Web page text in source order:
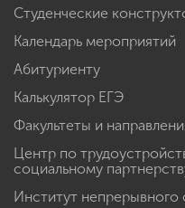
Студенческие
Календарь мероприятий
Абитуриенту
Калькулятор ЕГЭ
Факультеты и
Центр по
социальному
Институт непрерывного